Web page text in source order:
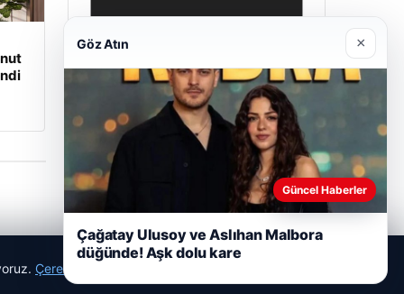
Enes Kaplan Avukatlık Bürosu
28/04/2026
Çerez Politikamız
Göz Atın ×
Güncel Haberler
Çağatay Ulusoy ve Aslıhan Malbora
düğünde! Aşk dolu kare